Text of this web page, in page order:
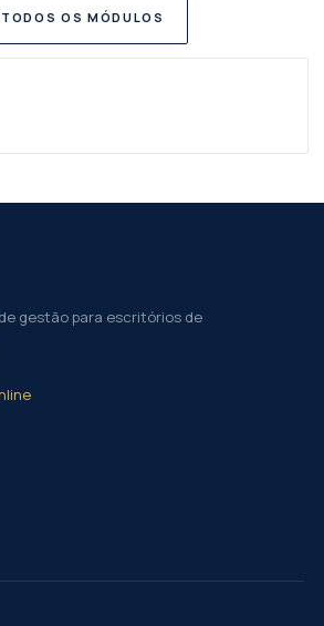
TODOS OS MÓDULOS
gestão para escritórios de